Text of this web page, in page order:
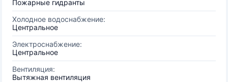
Пожарные гидранты
Холодное водоснабжение:
Центральное
Электроснабжение:
Центральное
Вентиляция:
Вытяжная вентиляция